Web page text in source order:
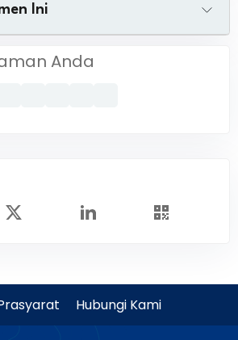
Ini
Anda
Hubungi Kami